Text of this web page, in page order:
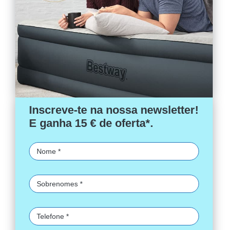
Inscreve-te na nossa newsletter!
E ganha 15 € de oferta*.